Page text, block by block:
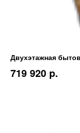
Двухэтажная
719 920 p.